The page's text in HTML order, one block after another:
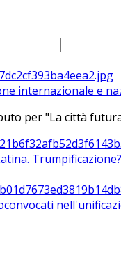
internazionale e
per "La città
Trumpificazione?